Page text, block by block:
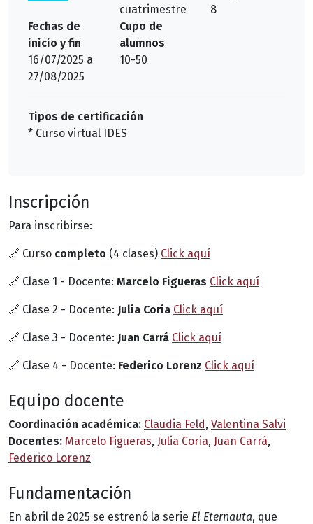
cuatrimestre
8
Fechas de
inicio y fin
16/07/2025 a
27/08/2025
Cupo de
alumnos
10-50
Tipos de certificación
* Curso virtual IDES
Inscripción
Para inscribirse:
🔗 Curso completo (4 clases) Click aquí
🔗 Clase 1 - Docente: Marcelo Figueras Click aquí
🔗 Clase 2 - Docente: Julia Coria Click aquí
🔗 Clase 3 - Docente: Juan Carrá Click aquí
🔗 Clase 4 - Docente: Federico Lorenz Click aquí
Equipo docente
Coordinación académica: Claudia Feld, Valentina Salvi
Docentes: Marcelo Figueras, Julia Coria, Juan Carrá,
Federico Lorenz
Fundamentación
En abril de 2025 se estrenó la serie El Eternauta, que